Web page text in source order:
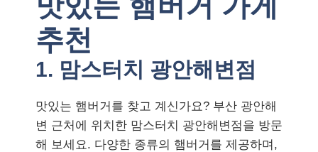
추천
1. 맘스터치 광안해변점
맛있는 햄버거를 찾고 계신가요? 부산 광안해
변 근처에 위치한 맘스터치 광안해변점을 방문
해 보세요. 다양한 종류의 햄버거를 제공하며,